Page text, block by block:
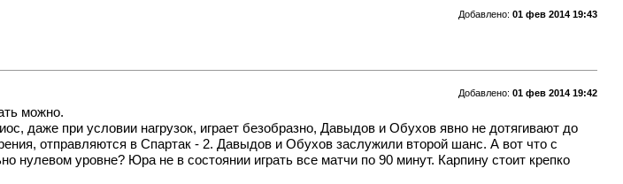
Добавлено: 01 фев 2014 19:43
Добавлено: 01 фев 2014 19:42
можно.
даже при условии нагрузок, играет безобразно, Давыдов и Обухов явно не дотягивают до
отправляются в Спартак - 2. Давыдов и Обухов заслужили второй шанс. А вот что с
уровне? Юра не в состоянии играть все матчи по 90 минут. Карпину стоит крепко